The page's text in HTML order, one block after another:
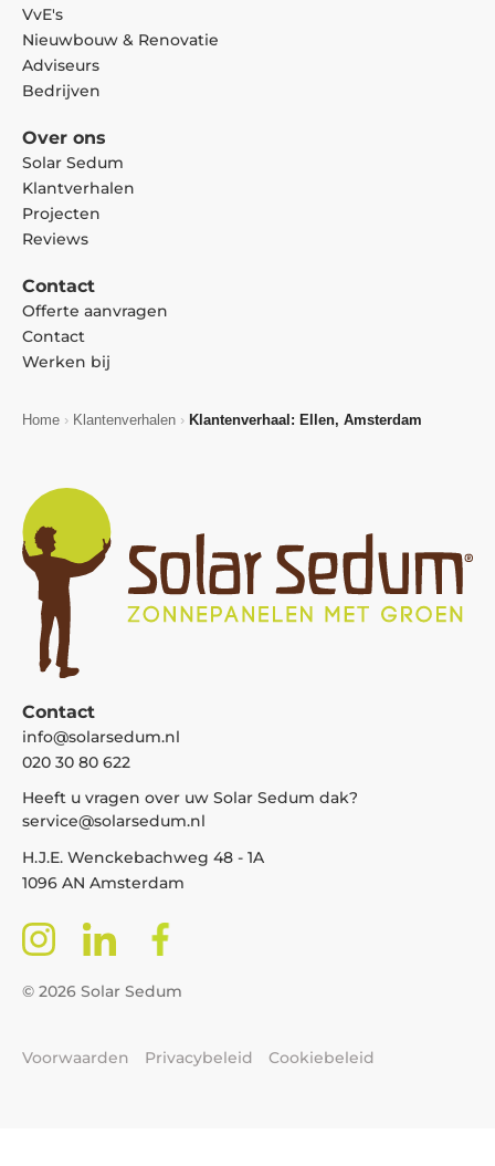
Contact
info@solarsedum.nl
020 30 80 622
Heeft u vragen over uw Solar Sedum dak?
service@solarsedum.nl
H.J.E. Wenckebachweg 48 - 1A
1096 AN Amsterdam
VvE's
Nieuwbouw & Renovatie
Adviseurs
Bedrijven
Over ons
Solar Sedum
Klantverhalen
Projecten
Reviews
Contact
Offerte aanvragen
Contact
Werken bij
Home › Klantenverhalen › Klantenverhaal: Ellen, Amsterdam
© 2026 Solar Sedum
Voorwaarden Privacybeleid Cookiebeleid